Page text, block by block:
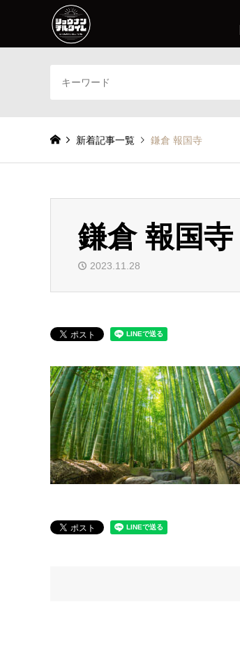
新着記事一覧 鎌倉 報国寺
鎌倉 報国寺
2023.11.28